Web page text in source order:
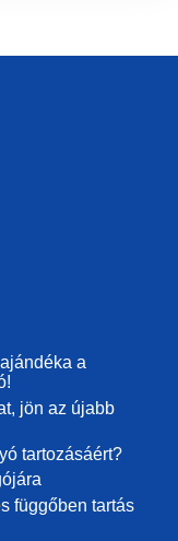
a
jön az újabb
tartozásáért?
függőben tartás